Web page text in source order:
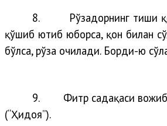
8.
Рўзадорнинг тиши
қўшиб ютиб юборса, қон билан
бўлса, рўза очилади. Борди-ю
9.
Фитр садақаси
(“Ҳидоя”).